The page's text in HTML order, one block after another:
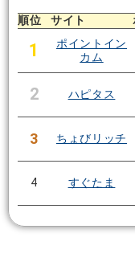
順位 サイト
1
ポイントイン
カム
2 ハピタス
3 ちょびリッチ
4 すぐたま